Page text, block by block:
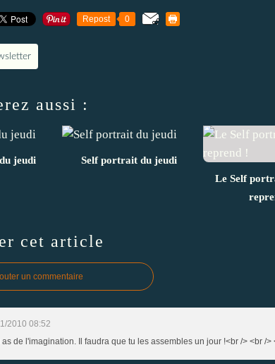
Repost 0
aussi :
jeudi
Self portrait du jeudi
Le Self
cet article
un commentaire
2010 08:52
as de l'imagination. Il faudra que tu les assembles un jour !<br /> <br />